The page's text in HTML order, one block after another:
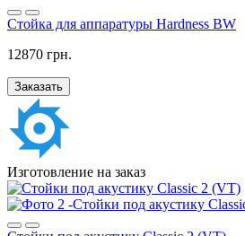
Стойка для аппаратуры Hardness BW
12870 грн.
Заказать
Изготовление на заказ